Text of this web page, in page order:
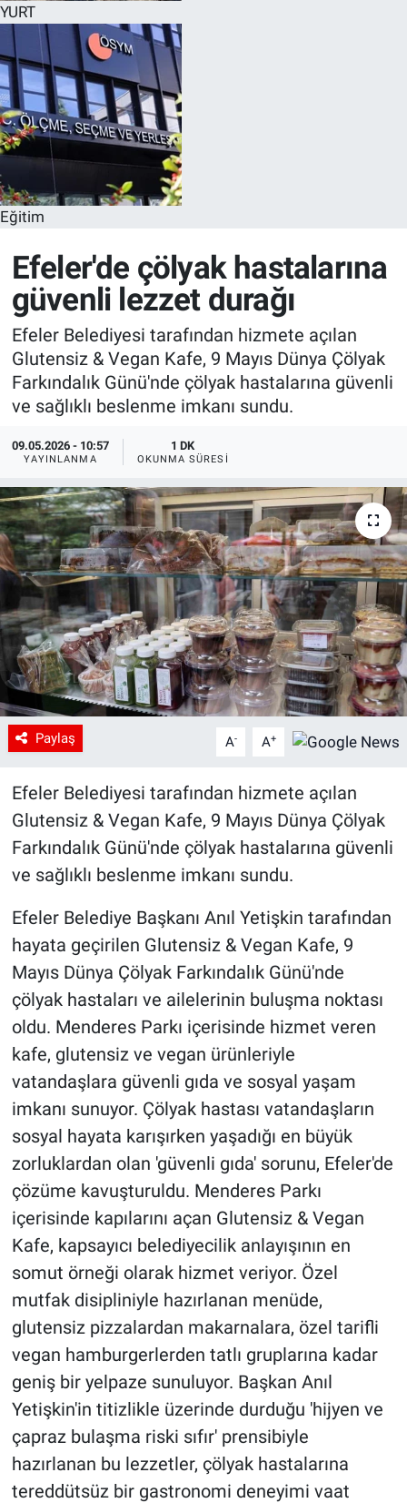
YURT
Eğitim
Efeler'de çölyak hastalarına
güvenli lezzet durağı
Efeler Belediyesi tarafından hizmete açılan
Glutensiz & Vegan Kafe, 9 Mayıs Dünya Çölyak
Farkındalık Günü'nde çölyak hastalarına güvenli
ve sağlıklı beslenme imkanı sundu.
09.05.2026 - 10:57
YAYINLANMA
1 DK
OKUNMA SÜRESI
Paylaş A- A+
Efeler Belediyesi tarafından hizmete açılan
Glutensiz & Vegan Kafe, 9 Mayıs Dünya Çölyak
Farkındalık Günü'nde çölyak hastalarına güvenli
ve sağlıklı beslenme imkanı sundu.
Efeler Belediye Başkanı Anıl Yetişkin tarafından
hayata geçirilen Glutensiz & Vegan Kafe, 9
Mayıs Dünya Çölyak Farkındalık Günü'nde
çölyak hastaları ve ailelerinin buluşma noktası
oldu. Menderes Parkı içerisinde hizmet veren
kafe, glutensiz ve vegan ürünleriyle
vatandaşlara güvenli gıda ve sosyal yaşam
imkanı sunuyor. Çölyak hastası vatandaşların
sosyal hayata karışırken yaşadığı en büyük
zorluklardan olan 'güvenli gıda' sorunu, Efeler'de
çözüme kavuşturuldu. Menderes Parkı
içerisinde kapılarını açan Glutensiz & Vegan
Kafe, kapsayıcı belediyecilik anlayışının en
somut örneği olarak hizmet veriyor. Özel
mutfak disipliniyle hazırlanan menüde,
glutensiz pizzalardan makarnalara, özel tarifli
vegan hamburgerlerden tatlı gruplarına kadar
geniş bir yelpaze sunuluyor. Başkan Anıl
Yetişkin'in titizlikle üzerinde durduğu 'hijyen ve
çapraz bulaşma riski sıfır' prensibiyle
hazırlanan bu lezzetler, çölyak hastalarına
tereddütsüz bir gastronomi deneyimi vaat